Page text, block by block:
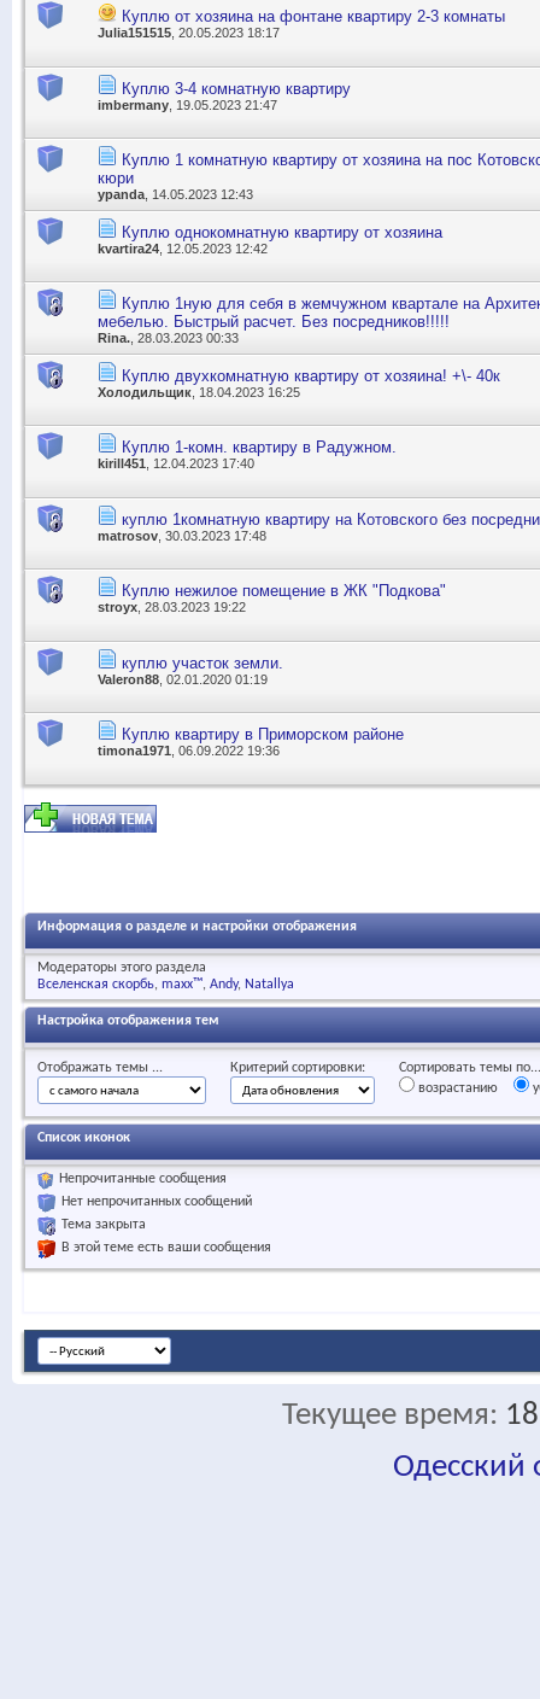
Куплю от хозяина на фонтане квартиру 2-3 комнаты
Julia151515, 20.05.2023 18:17
Куплю 3-4 комнатную квартиру
imbermany , 19.05.2023 21:47
Куплю 1 комнатную квартиру от хозяина на пос
кюри
ypanda , 14.05.2023 12:43
Куплю однокомнатную квартиру от хозяина
kvartira24 , 12.05.2023 12:42
Куплю 1ную для себя в жемчужном квартале на
мебелью. Быстрый расчет. Без посредников!!!!!
Rina. , 28.03.2023 00:33
Куплю двухкомнатную квартиру от хозяина! +\- 40к
Холодильщик , 18.04.2023 16:25
Куплю 1-комн. квартиру в Радужном.
kirill451 , 12.04.2023 17:40
куплю 1комнатную квартиру на Котовского без
matrosov , 30.03.2023 17:48
Куплю нежилое помещение в ЖК "Подкова"
stroyx , 28.03.2023 19:22
куплю участок земли.
Valeron88 , 02.01.2020 01:19
Куплю квартиру в Приморском районе
timona1971 , 06.09.2022 19:36
Информация о разделе и настройки отображения
Модераторы этого раздела
Вселенская скорбь maxx™ Andy Natallya
Настройка отображения тем
Отображать темы ... Критерий сортировки:
Сортировать темы по...
возрастанию
Список иконок
Непрочитанные сообщения
Нет непрочитанных сообщений
Тема закрыта
В этой теме есть ваши сообщения
Текущее время:
Одесский